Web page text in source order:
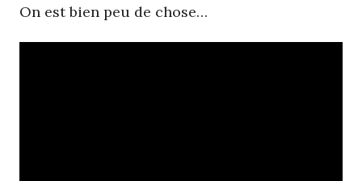
On est bien peu de chose…